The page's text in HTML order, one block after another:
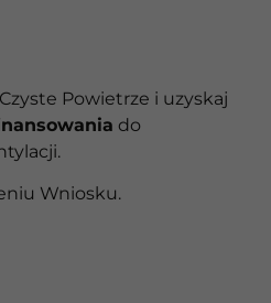
Powietrze i uzyskaj
do
Wniosku.